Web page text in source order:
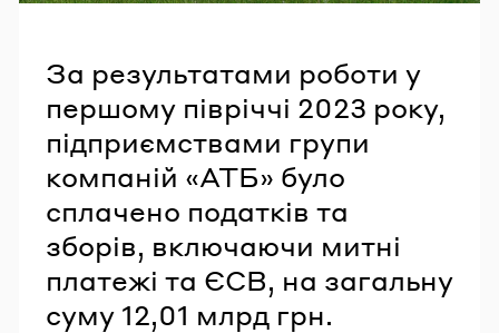
За результатами роботи у
першому півріччі 2023 року,
підприємствами групи
компаній «АТБ» було
сплачено податків та
зборів, включаючи митні
платежі та ЄСВ, на загальну
суму 12,01 млрд грн.